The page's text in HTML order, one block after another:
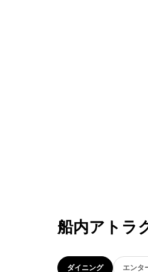
船内アトラ
ダイニング エンタ